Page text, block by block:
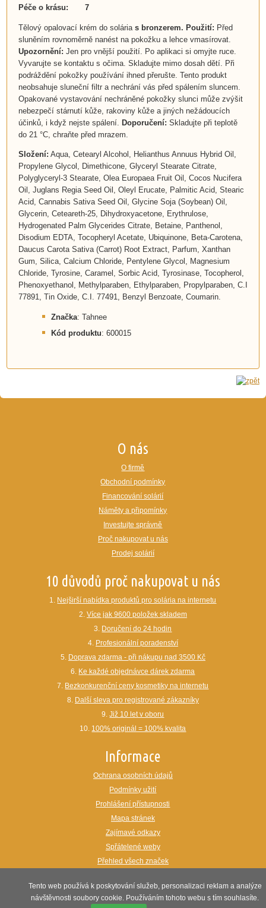
Péče o krásu: 7
Tělový opalovací krém do solária s bronzerem. Použití: Před
sluněním rovnoměrně nanést na pokožku a lehce vmasírovat.
Upozornění: Jen pro vnější použití. Po aplikaci si omyjte ruce.
Vyvarujte se kontaktu s očima. Skladujte mimo dosah dětí. Při
podráždění pokožky používání ihned přerušte. Tento produkt
neobsahuje sluneční filtr a nechrání vás před spálením sluncem.
Opakované vystavování nechráněné pokožky slunci může zvýšit
nebezpečí stárnutí kůže, rakoviny kůže a jiných nežádoucích
účinků, i když nejste spálení. Doporučení: Skladujte při teplotě
do 21 °C, chraňte před mrazem.
Složení: Aqua, Cetearyl Alcohol, Helianthus Annuus Hybrid Oil,
Propylene Glycol, Dimethicone, Glyceryl Stearate Citrate,
Polyglyceryl-3 Stearate, Olea Europaea Fruit Oil, Cocos Nucifera
Oil, Juglans Regia Seed Oil, Oleyl Erucate, Palmitic Acid, Stearic
Acid, Cannabis Sativa Seed Oil, Glycine Soja (Soybean) Oil,
Glycerin, Ceteareth-25, Dihydroxyacetone, Erythrulose,
Hydrogenated Palm Glycerides Citrate, Betaine, Panthenol,
Disodium EDTA, Tocopheryl Acetate, Ubiquinone, Beta-Carotena,
Daucus Carota Sativa (Carrot) Root Extract, Parfum, Xanthan
Gum, Silica, Calcium Chloride, Pentylene Glycol, Magnesium
Chloride, Tyrosine, Caramel, Sorbic Acid, Tyrosinase, Tocopherol,
Phenoxyethanol, Methylparaben, Ethylparaben, Propylparaben, C.I
77891, Tin Oxide, C.I. 77491, Benzyl Benzoate, Coumarin.
Značka: Tahnee
Kód produktu: 600015
O nás
O firmě
Obchodní podmínky
Financování solárií
Náměty a připomínky
Investujte správně
Proč nakupovat u nás
Prodej solárií
10 důvodů proč nakupovat u nás
1. Nejširší nabídka produktů pro solária na internetu
2. Více jak 9600 položek skladem
3. Doručení do 24 hodin
4. Profesionální poradenství
5. Doprava zdarma - při nákupu nad 3500 Kč
6. Ke každé objednávce dárek zdarma
7. Bezkonkurenční ceny kosmetiky na internetu
8. Další sleva pro registrované zákazníky
9.Již 10 let v oboru
10. 100% originál = 100% kvalita
Informace
Ochrana osobních údajů
Podmínky užití
Prohlášení přístupnosti
Mapa stránek
Zajímavé odkazy
Spřátelené weby
Přehled všech značek
Tento web používá k poskytování služeb, personalizaci reklam a analýze
návštěvnosti soubory cookie. Používáním tohoto webu s tím souhlasíte.